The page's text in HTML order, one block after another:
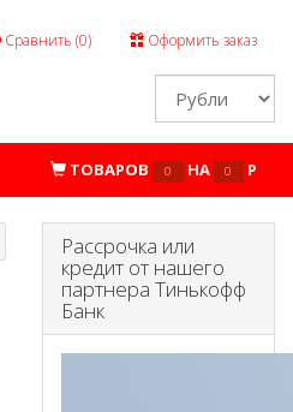
Сравнить (0) Оформить заказ
ТОВАРОВ 0 НА 0 P
Рассрочка или
кредит от нашего
партнера Тинькофф
Банк